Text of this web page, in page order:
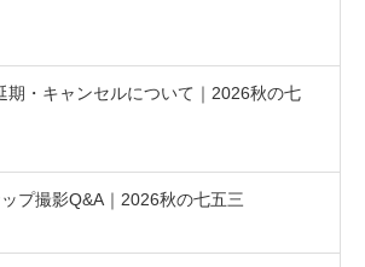
期・キャンセルについて｜2026秋の七
ップ撮影Q&A｜2026秋の七五三